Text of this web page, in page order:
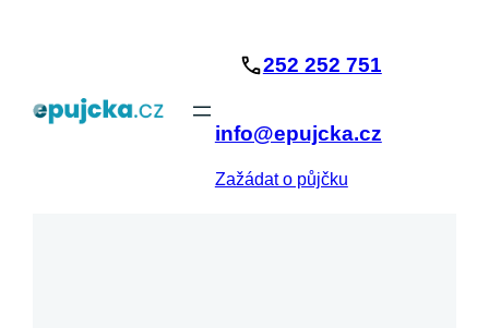
252 252 751
info@epujcka.cz
Zažádat o půjčku